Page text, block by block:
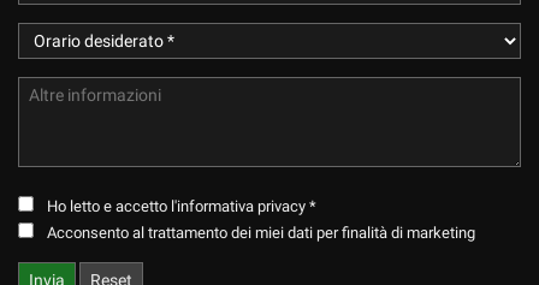
Ho letto e accetto l'informativa privacy *
Acconsento al trattamento dei miei dati per finalità di marketing